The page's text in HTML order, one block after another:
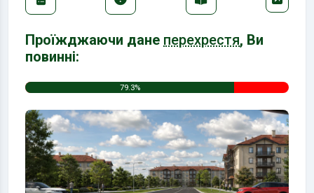
Проїжджаючи дане перехрестя, Ви
повинні:
79.3%